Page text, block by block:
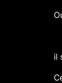
il